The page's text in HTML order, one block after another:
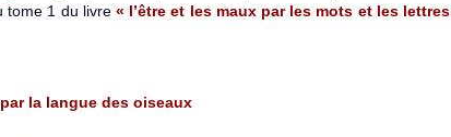
tome 1 du livre « l’être et les maux par les mots et les lettres
la langue des oiseaux